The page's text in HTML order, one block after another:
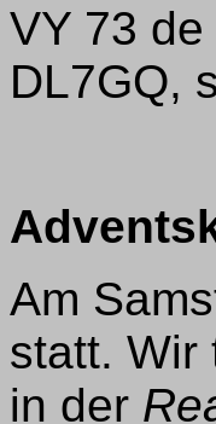
VY 73
DL7GQ,
Am
statt. Wir
in der